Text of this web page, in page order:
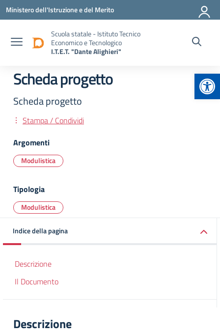
Vai ai contenuti
Vai al menu di navigazione
Vai al footer
Ministero dell'Istruzione e del Merito
Scuola statale - Istituto Tecnico
Economico e Tecnologico
I.T.E.T. "Dante Alighieri"
Scheda progetto
Scheda progetto
Stampa / Condividi
Argomenti
Modulistica
Tipologia
Modulistica
Indice della pagina
Descrizione
Il Documento
Descrizione